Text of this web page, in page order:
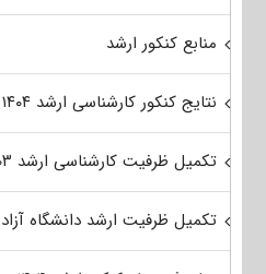
منابع کنکور ارشد
نتایج کنکور کارشناسی ارشد ۱۴۰۴
تکمیل ظرفیت کارشناسی ارشد ۱۴۰۳
تکمیل ظرفیت ارشد دانشگاه آزاد ۱۴۰۳